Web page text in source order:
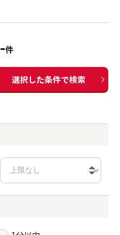
-件
選択した条件で検索